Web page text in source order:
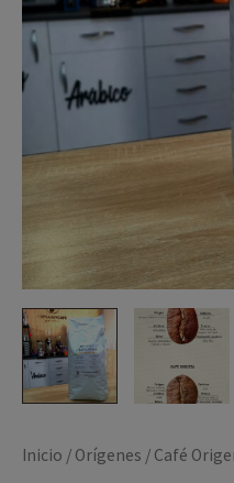
Inicio / Orígenes / Café